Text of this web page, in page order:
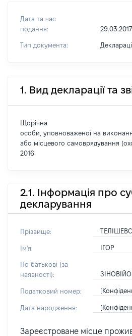
Дата та час
подання:
Тип документа:
1. Вид декларації та
Щорічна
особи, уповноваженої на
або місцевого самоврядування
2016
2.1. Інформація про
декларування
Прізвище:
Ім'я: ІГОР
По батькові (за
наявності):
Податковий номер:
Дата народження:
Зареєстроване місце